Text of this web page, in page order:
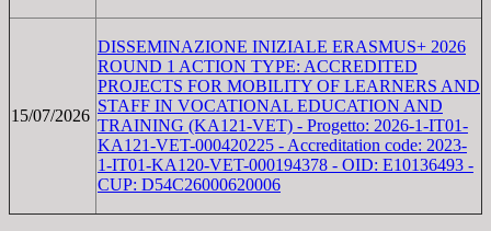
15/07/2026
DISSEMINAZIONE INIZIALE ERASMUS+ 2026
ROUND 1 ACTION TYPE: ACCREDITED
PROJECTS FOR MOBILITY OF LEARNERS AND
STAFF IN VOCATIONAL EDUCATION AND
TRAINING (KA121-VET) - Progetto: 2026-1-IT01-
KA121-VET-000420225 - Accreditation code: 2023-
1-IT01-KA120-VET-000194378 - OID: E10136493 -
CUP: D54C26000620006